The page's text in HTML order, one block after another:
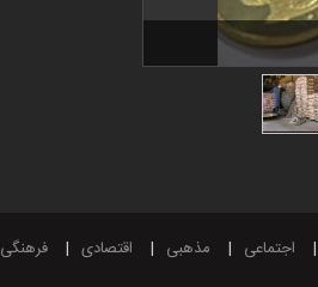
اجتماعی مذهبی اقتصادی فرهنگی